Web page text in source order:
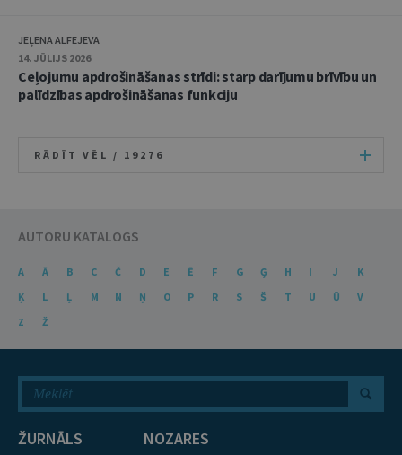
JEĻENA ALFEJEVA
14. JŪLIJS 2026
Ceļojumu apdrošināšanas strīdi: starp darījumu brīvību un
palīdzības apdrošināšanas funkciju
RĀDĪT VĒL / 19276
AUTORU KATALOGS
A Ā B C Č D E Ē F G Ģ H I J
K
Ķ
L Ļ M N Ņ O P R S Š T U Ū
V
Z
Ž
ŽURNĀLS
NOZARES